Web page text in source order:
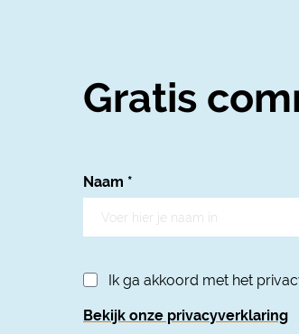
Gratis
Naam *
Ik ga akkoord met het
Bekijk onze privacyverklaring